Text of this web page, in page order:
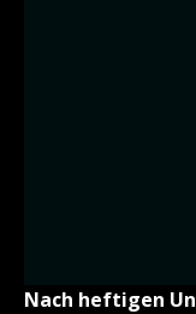
Nach heftigen